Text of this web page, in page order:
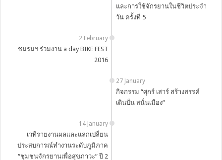
และการใช้จักรยานในชีวิตประจำ
วัน ครั้งที่ 5
2 February
ชมรมฯ ร่วมงาน a day BIKE FEST
2016
27 January
กิจกรรม “ศุกร์ เสาร์ สร้างสรรค์
เดินปั่น สนั่นเมือง”
14 January
เวทีรายงานผลและแลกเปลี่ยน
ประสบการณ์ทำงานระดับภูมิภาค
“ชุมชนจักรยานเพื่อสุขภาวะ” ปี 2